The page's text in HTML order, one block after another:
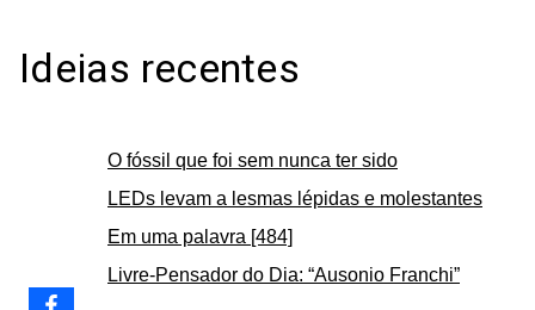
Ideias recentes
O fóssil que foi sem nunca ter sido
LEDs levam a lesmas lépidas e molestantes
Em uma palavra [484]
Livre-Pensador do Dia: “Ausonio Franchi”